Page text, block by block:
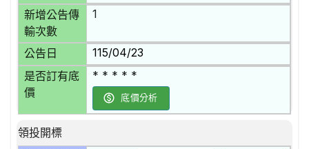
新增公告傳
輸次數
1
公告日 115/04/23
是否訂有底
價
* * * * *
底價分析
領投開標